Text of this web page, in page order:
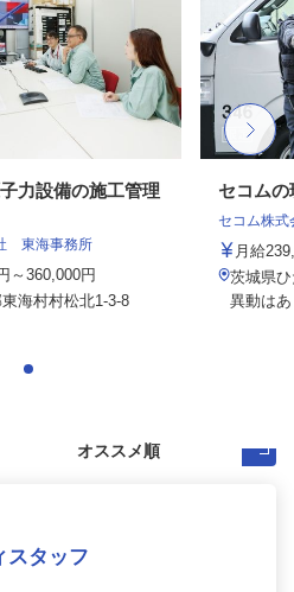
力設備の施工管理
東海事務所
～360,000円
海村村松北1-3-8
セコム
セコム株式
月給
茨城県
異動は
スタッフ